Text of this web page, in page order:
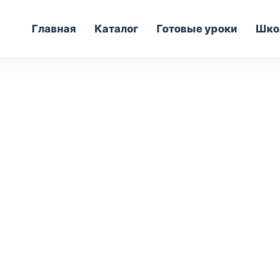
Главная Каталог Готовые уроки